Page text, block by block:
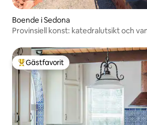
Boende i Sedona
Provinsiell konst: katedralutsikt och
Populär gästfavorit
Gästfavorit